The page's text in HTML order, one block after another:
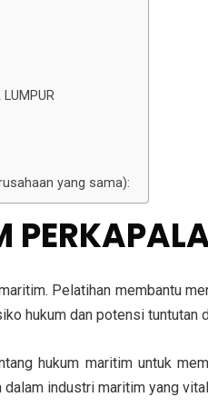
yang sama):
Pelatihan membantu
hukum dan potensi tuntutan
hukum maritim untuk
dalam industri maritim yang